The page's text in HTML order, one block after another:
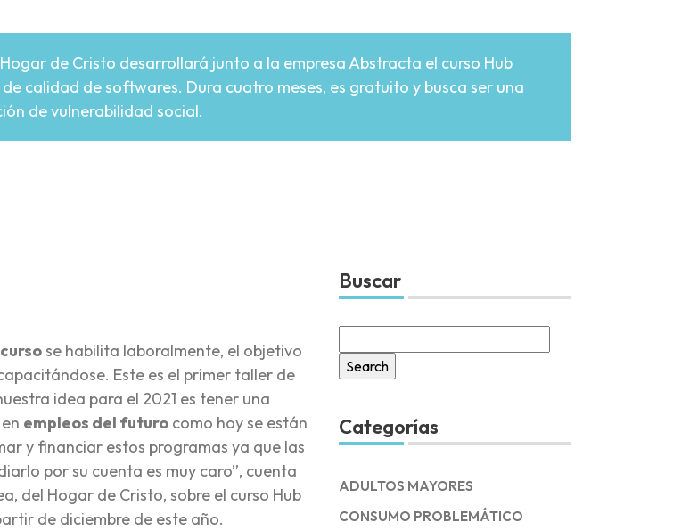
de Cristo desarrollará junto a la empresa Abstracta el curso Hub
calidad de softwares. Dura cuatro meses, es gratuito y busca ser una
de vulnerabilidad social.
cursose habilita laboralmente, el objetivo
Este es el primer taller de
idea para el 2021 es tener una
empleos del futuro como hoy se están
y financiar estos programas ya que las
por su cuenta es muy caro”, cuenta
del Hogar de Cristo, sobre el curso Hub
de diciembre de este año.
Buscar
for:
Categorías
ADULTOS MAYORES
CONSUMO PROBLEMÁTICO